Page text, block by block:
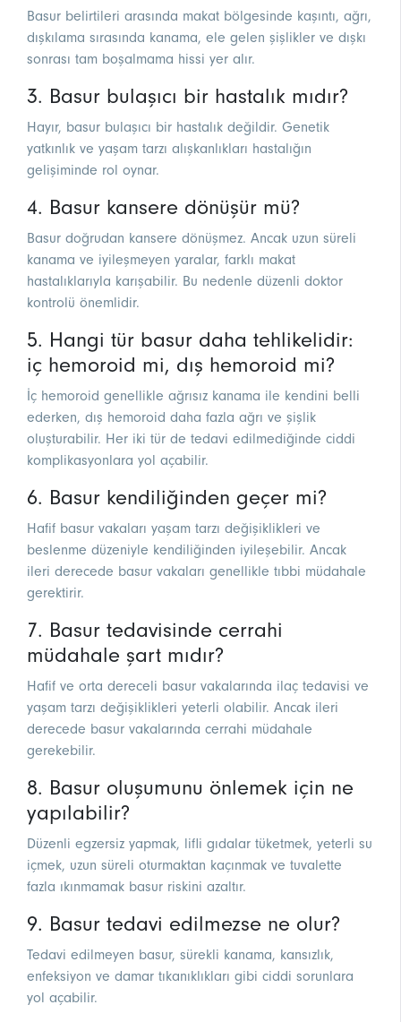
Basur belirtileri arasında makat bölgesinde kaşıntı, ağrı,
dışkılama sırasında kanama, ele gelen şişlikler ve dışkı
sonrası tam boşalmama hissi yer alır.
3. Basur bulaşıcı bir hastalık mıdır?
Hayır, basur bulaşıcı bir hastalık değildir. Genetik
yatkınlık ve yaşam tarzı alışkanlıkları hastalığın
gelişiminde rol oynar.
4. Basur kansere dönüşür mü?
Basur doğrudan kansere dönüşmez. Ancak uzun süreli
kanama ve iyileşmeyen yaralar, farklı makat
hastalıklarıyla karışabilir. Bu nedenle düzenli doktor
kontrolü önemlidir.
5. Hangi tür basur daha tehlikelidir:
iç hemoroid mi, dış hemoroid mi?
İç hemoroid genellikle ağrısız kanama ile kendini belli
ederken, dış hemoroid daha fazla ağrı ve şişlik
oluşturabilir. Her iki tür de tedavi edilmediğinde ciddi
komplikasyonlara yol açabilir.
6. Basur kendiliğinden geçer mi?
Hafif basur vakaları yaşam tarzı değişiklikleri ve
beslenme düzeniyle kendiliğinden iyileşebilir. Ancak
ileri derecede basur vakaları genellikle tıbbi müdahale
gerektirir.
7. Basur tedavisinde cerrahi
müdahale şart mıdır?
Hafif ve orta dereceli basur vakalarında ilaç tedavisi ve
yaşam tarzı değişiklikleri yeterli olabilir. Ancak ileri
derecede basur vakalarında cerrahi müdahale
gerekebilir.
8. Basur oluşumunu önlemek için ne
yapılabilir?
Düzenli egzersiz yapmak, lifli gıdalar tüketmek, yeterli su
içmek, uzun süreli oturmaktan kaçınmak ve tuvalette
fazla ıkınmamak basur riskini azaltır.
9. Basur tedavi edilmezse ne olur?
Tedavi edilmeyen basur, sürekli kanama, kansızlık,
enfeksiyon ve damar tıkanıklıkları gibi ciddi sorunlara
yol açabilir.